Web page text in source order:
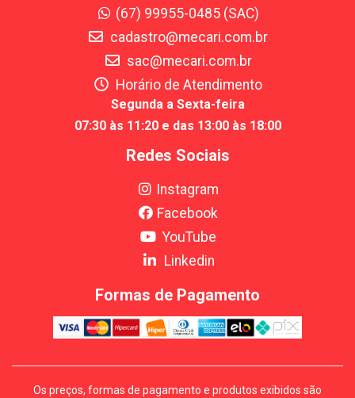
(67) 99955-0485 (SAC)
cadastro@mecari.com.br
sac@mecari.com.br
Horário de Atendimento
Segunda a Sexta-feira
07:30 às 11:20 e das 13:00 às 18:00
Redes Sociais
Instagram
Facebook
YouTube
Linkedin
Formas de Pagamento
Os preços, formas de pagamento e produtos exibidos são